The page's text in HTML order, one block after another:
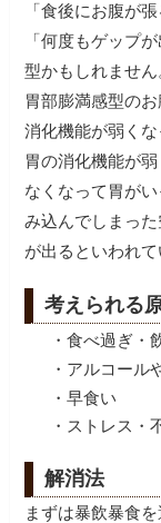
「食後にお腹が
「何度もゲップ
型かもしれません
胃部膨満感型の
消化機能が弱くな
胃の消化機能が
なくなって胃が
み込んでしまっ
が出るといわれて
考えられる
・食べ過ぎ・
・アルコール
・早食い
・ストレス・
解消法
まずは暴飲暴食